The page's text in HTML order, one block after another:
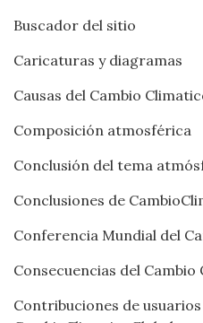
Buscador del sitio
Caricaturas y diagramas
Causas del Cambio
Composición atmosférica
Conclusión del tema
Conclusiones de
Conferencia Mundial del
Consecuencias del Cambio
Contribuciones de